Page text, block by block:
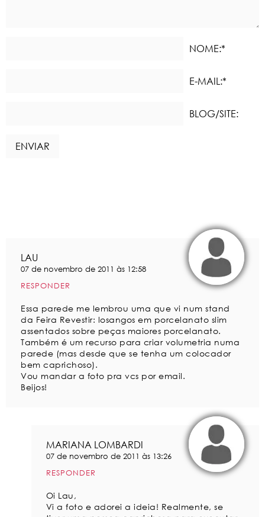
NOME:*
E-MAIL:*
BLOG/SITE:
LAU
07 de novembro de 2011 às 12:58
RESPONDER
Essa parede me lembrou uma que vi num stand
da Feira Revestir: losangos em porcelanato slim
assentados sobre peças maiores porcelanato.
Também é um recurso para criar volumetria numa
parede (mas desde que se tenha um colocador
bem caprichoso).
Vou mandar a foto pra vcs por email.
Beijos!
MARIANA LOMBARDI
07 de novembro de 2011 às 13:26
RESPONDER
Oi Lau,
Vi a foto e adorei a ideia! Realmente, se